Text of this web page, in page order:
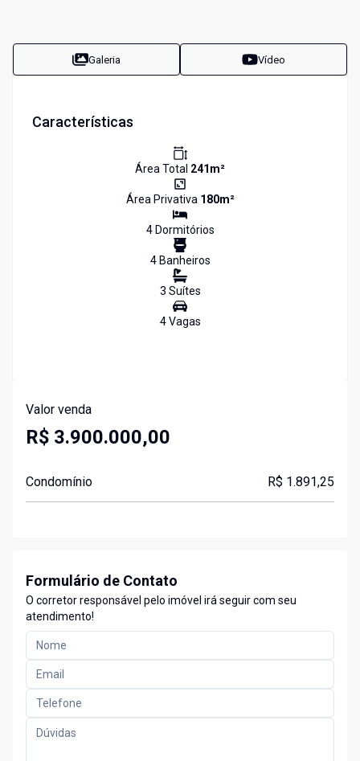
Galeria Vídeo
Características
Área Total 241m²
Área Privativa 180m²
4Dormitórios
4Banheiros
3 Suítes
4Vagas
Valor venda
R$ 3.900.000,00
Condomínio R$ 1.891,25
Formulário de Contato
O corretor responsável pelo imóvel irá seguir com seu
atendimento!